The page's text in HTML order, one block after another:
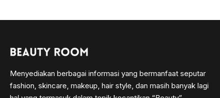
Menyediakan berbagai informasi yang bermanfaat seputar
fashion, skincare, makeup, hair style, dan masih banyak lagi